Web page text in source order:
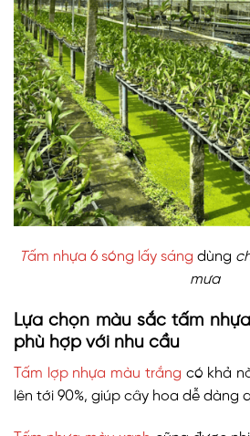
Tấm nhựa 6 sóng lấy sáng dùng
mưa
Lựa chọn màu sắc tấm
phù hợp với nhu cầu
Tấm lợp nhựa màu trắng có khả
lên tới 90%, giúp cây hoa dễ dàng